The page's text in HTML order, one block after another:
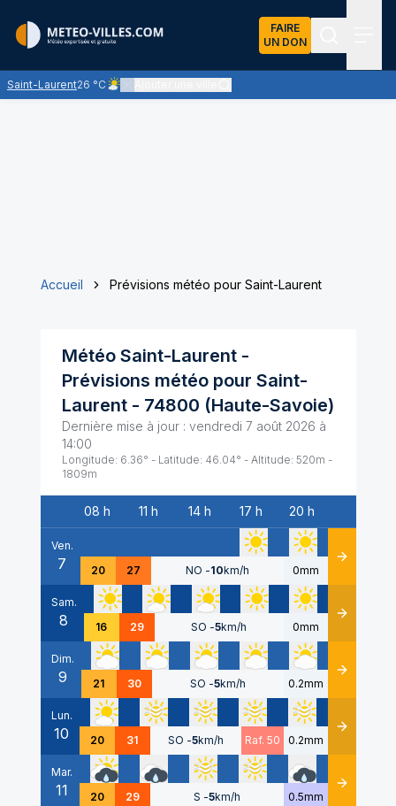
FAIRE
UN DON
Saint-Laurent26 °C
Ciel peu nuageux - le soleil domine largement
Accueil Prévisions météo pour Saint-Laurent
Météo Saint-Laurent-
Prévisions météo pour Saint-
Laurent- 74800 (Haute-Savoie)
Dernière mise à jour : vendredi 7 août 2026 à
14:00
Longitude: 6.36° - Latitude: 46.04° - Altitude: 520m -
1809m
Date
08 h 11 h 14 h 17 h 20 h
Ven.
7 20 27 NO -10km/h 0mm Détails
Sam.
8 16 29 SO -5km/h 0mm Détails
Dim.
9 21 30 SO -5km/h 0.2mm Détails
Lun.
10 20 31 SO -5km/h Raf. 50 0.2mm Détails
Mar.
11 20 29 S -5km/h 0.5mm Détails